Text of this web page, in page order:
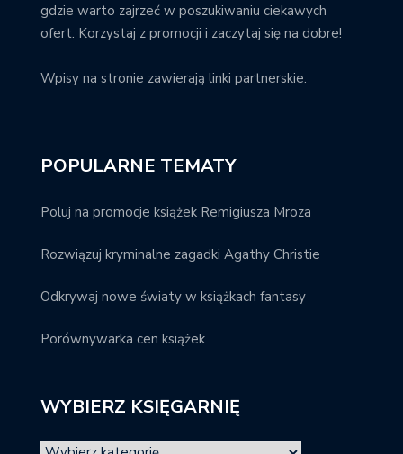
gdzie warto zajrzeć w poszukiwaniu ciekawych
ofert. Korzystaj z promocji i zaczytaj się na dobre!
Wpisy na stronie zawierają linki partnerskie.
POPULARNE TEMATY
Poluj na promocje książek Remigiusza Mroza
Rozwiązuj kryminalne zagadki Agathy Christie
Odkrywaj nowe światy w książkach fantasy
Porównywarka cen książek
WYBIERZ KSIĘGARNIĘ